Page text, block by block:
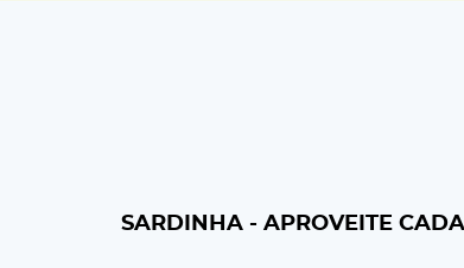
SARDINHA - APROVEITE